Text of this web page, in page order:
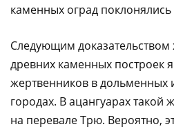
каменных оград поклонялись
Следующим доказательством
древних каменных построек
жертвенников в дольменных
городах. В ацангуарах такой
на перевале Трю. Вероятно,